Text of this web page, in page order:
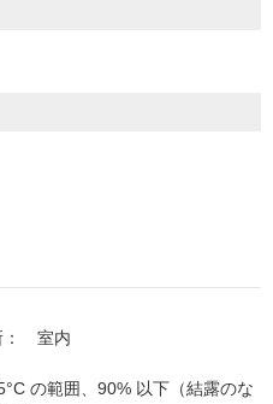
： 室内
の範囲、90% 以下（結露のな